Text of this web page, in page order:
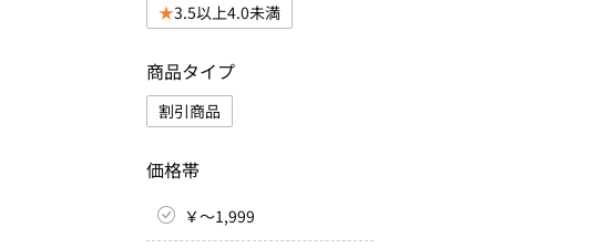
3.5以上4.0未満
商品タイプ
割引商品
価格帯
￥～1,999